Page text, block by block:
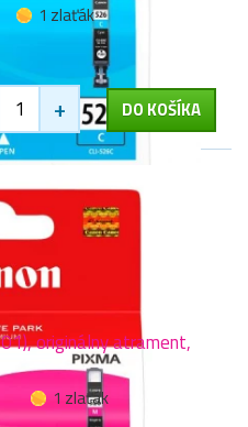
1 zlaťák
+ DO KOŠÍKA
originálny atrament,
1 zlaťák